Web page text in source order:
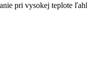
pri vysokej teplote